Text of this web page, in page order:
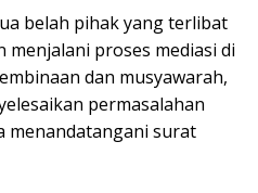
belah pihak yang terlibat
proses mediasi di
dan musyawarah,
permasalahan
menandatangani surat